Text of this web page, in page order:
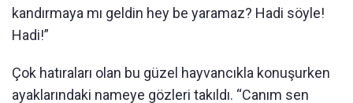
kandırmaya mı geldin hey be yaramaz? Hadi söyle!
Hadi!”
Çok hatıraları olan bu güzel hayvancıkla konuşurken
ayaklarındaki nameye gözleri takıldı. “Canım sen